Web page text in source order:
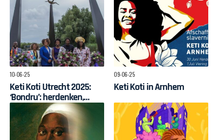
10-06-25
Keti Koti Utrecht 2025:
‘Bondru’: herdenken,
vieren en bundelen
09-06-25
Keti Koti in Arnhem